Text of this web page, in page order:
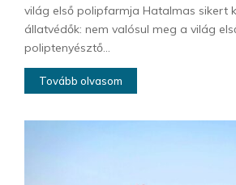
világ első polipfarmja Hatalmas sikert
állatvédők: nem valósul meg a világ
poliptenyésztő...
Tovább olvasom